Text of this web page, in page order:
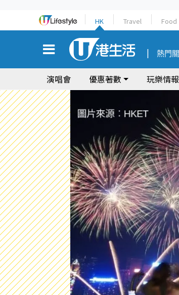
HK Travel Food
熱門
演唱會 優惠著數 玩樂情報